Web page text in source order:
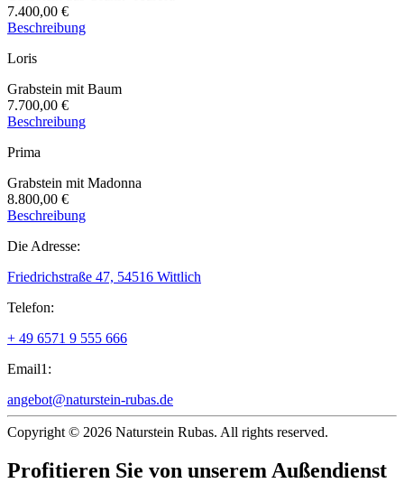
7.400,00 €
Beschreibung
Loris
Grabstein mit Baum
7.700,00 €
Beschreibung
Prima
Grabstein mit Madonna
8.800,00 €
Beschreibung
Die Adresse:
Friedrichstraße 47, 54516 Wittlich
Telefon:
+ 49 6571 9 555 666
Email1:
angebot@naturstein-rubas.de
Copyright © 2026 Naturstein Rubas. All rights reserved.
Profitieren Sie von unserem Außendienst